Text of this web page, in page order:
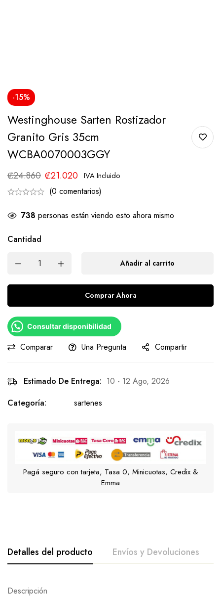
-15%
Westinghouse Sarten Rostizador
Granito Gris 35cm
WCBA0070003GGY
₡24.860 ₡21.020 IVA Incluido
(0 comentarios)
738 personas están viendo esto ahora mismo
Cantidad
Añadir al carrito
Comprar Ahora
Consultar disponibilidad
Comparar Una Pregunta Compartir
Estimado De Entrega: 10 - 12 Ago, 2026
Categoría:
sartenes
Pagá seguro con tarjeta, Tasa 0, Minicuotas, Credix &
Emma
Detalles del producto Envíos y Devoluciones
Descripción